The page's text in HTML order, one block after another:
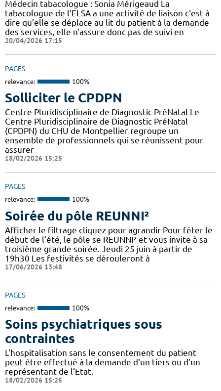
Médecin tabacologue : Sonia Mérigeaud La
tabacologue de l'ELSA a une activité de liaison c'est à
dire qu'elle se déplace au lit du patient à la demande
des services, elle n'assure donc pas de suivi en
20/04/2026 17:15
PAGES
relevance: 100%
Solliciter le CPDPN
Centre Pluridisciplinaire de Diagnostic PréNatal Le
Centre Pluridisciplinaire de Diagnostic PréNatal
(CPDPN) du CHU de Montpellier regroupe un
ensemble de professionnels qui se réunissent pour
assurer
18/02/2026 15:25
PAGES
relevance: 100%
Soirée du pôle REUNNI²
Afficher le filtrage cliquez pour agrandir Pour fêter le
début de l’été, le pôle se REUNNI² et vous invite à sa
troisième grande soirée. Jeudi 25 juin à partir de
19h30 Les festivités se dérouleront à
17/06/2026 13:48
PAGES
relevance: 100%
Soins psychiatriques sous
contraintes
L'hospitalisation sans le consentement du patient
peut être effectué à la demande d'un tiers ou d’un
représentant de l’Etat.
18/02/2026 15:25